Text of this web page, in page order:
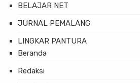
BELAJAR NET
JURNAL PEMALANG
LINGKAR PANTURA
Beranda
Redaksi